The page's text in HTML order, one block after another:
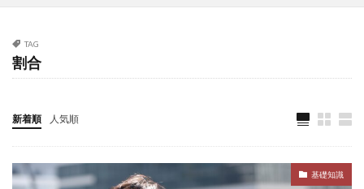
TAG
割合
新着順 人気順
基礎知識
大手人気企業
大手 就活サイト
就活塾